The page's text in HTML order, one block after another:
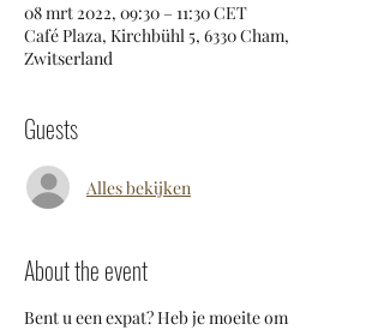
08 mrt 2022, 09:30 – 11:30 CET
Café Plaza, Kirchbühl 5, 6330 Cham,
Zwitserland
Guests
Alles bekijken
About the event
Bent u een expat? Heb je moeite om